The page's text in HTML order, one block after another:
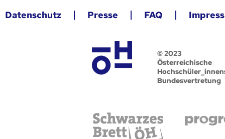
Datenschutz Presse FAQ
© 2023
Österreichische
Bundesvertretung